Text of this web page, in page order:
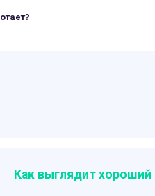
Как выглядит хороший